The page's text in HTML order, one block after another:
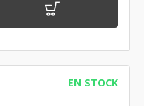
EN STOCK